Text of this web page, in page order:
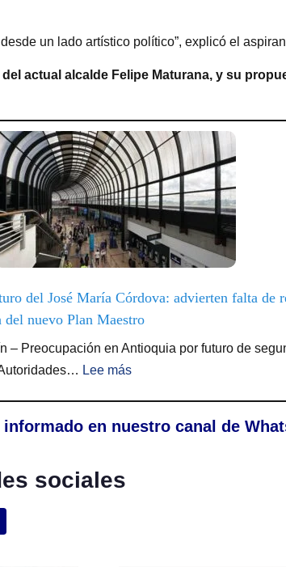
un lado artístico político”, explicó el
actual alcalde Felipe Maturana, y su
del José María Córdova: advierten falta de
del nuevo Plan Maestro
– Preocupación en Antioquia por futuro de
Lee más
en nuestro canal de
sociales